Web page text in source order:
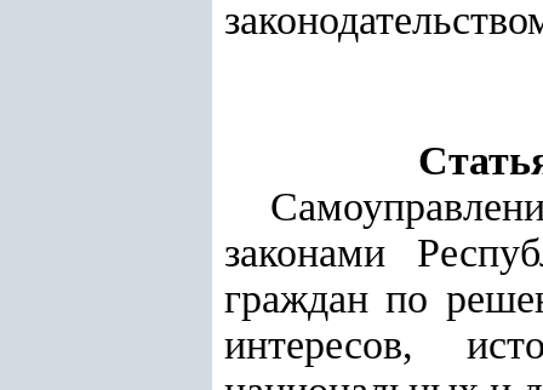
законами
граждан по
интересов,